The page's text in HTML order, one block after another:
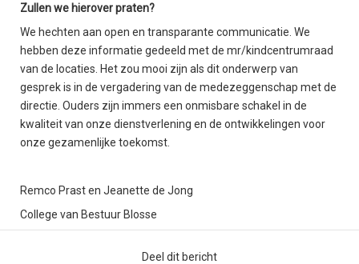
Zullen we hierover praten?
We hechten aan open en transparante communicatie. We
hebben deze informatie gedeeld met de mr/kindcentrumraad
van de locaties. Het zou mooi zijn als dit onderwerp van
gesprek is in de vergadering van de medezeggenschap met de
directie. Ouders zijn immers een onmisbare schakel in de
kwaliteit van onze dienstverlening en de ontwikkelingen voor
onze gezamenlijke toekomst.
Remco Prast en Jeanette de Jong
College van Bestuur Blosse
Deel dit bericht